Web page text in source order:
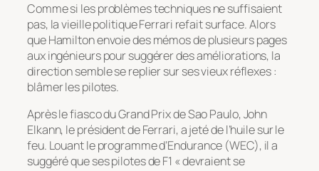
Comme si les problèmes techniques ne suffisaient
pas, la vieille politique Ferrari refait surface. Alors
que Hamilton envoie des mémos de plusieurs pages
aux ingénieurs pour suggérer des améliorations, la
direction semble se replier sur ses vieux réflexes :
blâmer les pilotes.
Après le fiasco du Grand Prix de Sao Paulo, John
Elkann, le président de Ferrari, a jeté de l’huile sur le
feu. Louant le programme d’Endurance (WEC), il a
suggéré que ses pilotes de F1 « devraient se